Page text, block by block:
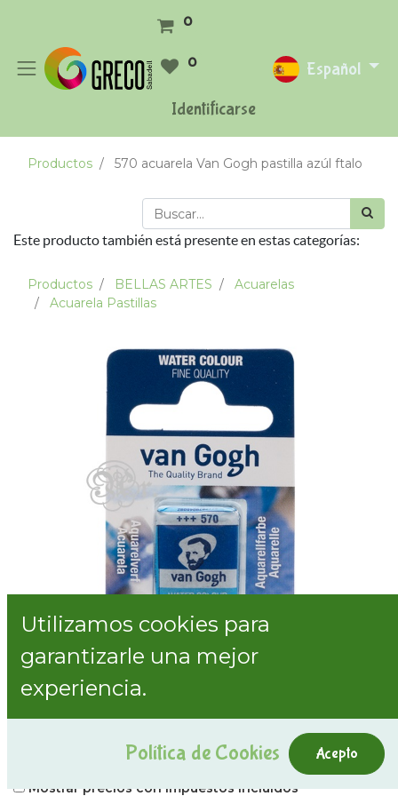
0
0
Identificarse
Español
Productos 570 acuarela Van Gogh pastilla azúl ftalo
Este producto también está presente en estas categorías:
Productos BELLAS ARTES
Acuarelas
Acuarela Pastillas
570 acuarela Van Gogh pastilla azúl
Mostrar precios con impuestos incluidos
Utilizamos cookies para
garantizarle una mejor
experiencia.
Política de Cookies Acepto